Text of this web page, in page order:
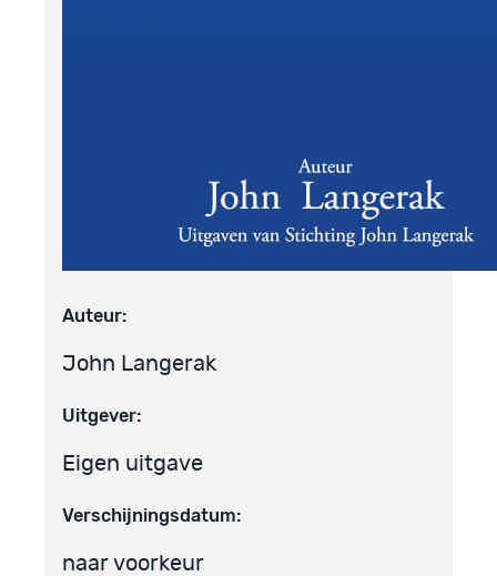
Auteur:
John Langerak
Uitgever:
Eigen uitgave
Verschijningsdatum:
naar voorkeur